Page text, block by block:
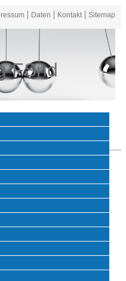
Daten Kontakt Sitemap
FSnd